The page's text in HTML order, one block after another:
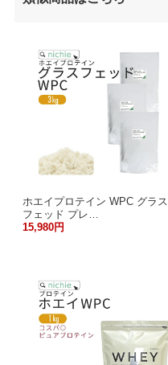
ホエイプロテイン WPC グラス
フェッド プレ…
15,980円